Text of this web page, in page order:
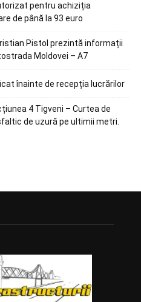
pentru achiziția
de până la 93 euro
Pistol prezintă informații
Moldovei – A7
înainte de recepția lucrărilor
4 Tigveni – Curtea de
de uzură pe ultimii metri.